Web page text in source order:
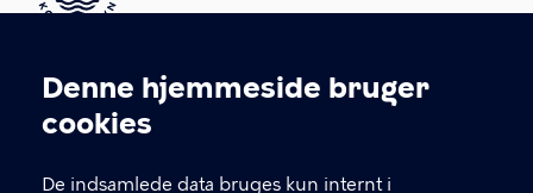
Cookieindstillinger
Denne hjemmeside bruger
cookies
De indsamlede data bruges kun internt i
Kontakt Københavns Kommune
T
fFind andre kontakter her